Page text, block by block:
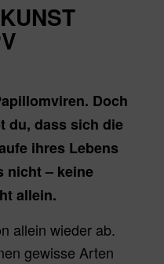
Doch
du, dass sich die
ihres Lebens
nicht – keine
allein.
allein wieder ab.
gewisse Arten